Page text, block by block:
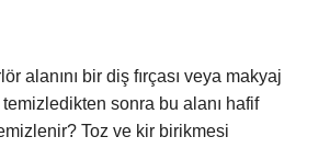
alanını bir diş fırçası veya makyaj
temizledikten sonra bu alanı hafif
Toz ve kir birikmesi